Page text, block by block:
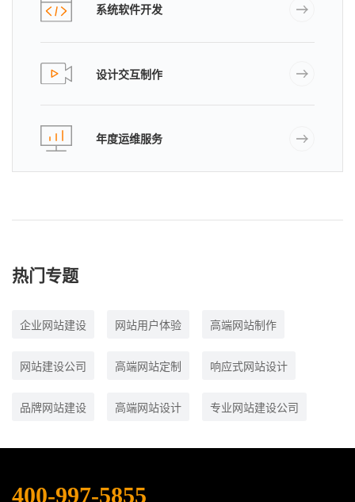
系统软件开发
设计交互制作
年度运维服务
热门专题
企业网站建设 网站用户体验 高端网站制作
网站建设公司 高端网站定制 响应式网站设计
品牌网站建设 高端网站设计 专业网站建设公司
400-997-5855